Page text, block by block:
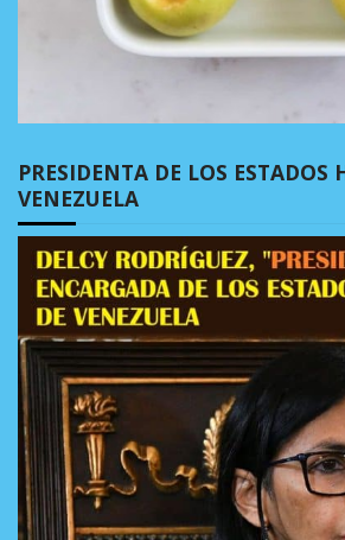
PRESIDENTA DE LOS ESTADOS
VENEZUELA